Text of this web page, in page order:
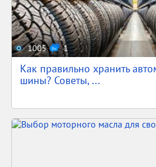
1005 1
Как правильно хранить
шины? Советы, ...